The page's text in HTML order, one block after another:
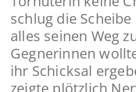
schlug die Scheibe
alles seinen Weg
Gegnerinnen
ihr Schicksal